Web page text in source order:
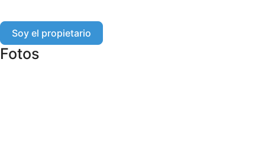
Soy el propietario
Fotos